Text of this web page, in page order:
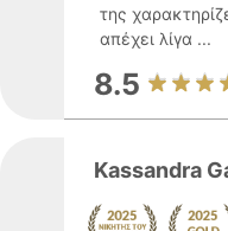
της
απέχει λίγα ...
8.5
Kassandra